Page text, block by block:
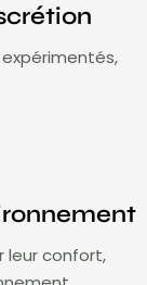
leur confort,